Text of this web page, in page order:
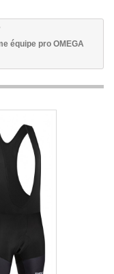
équipe pro OMEGA